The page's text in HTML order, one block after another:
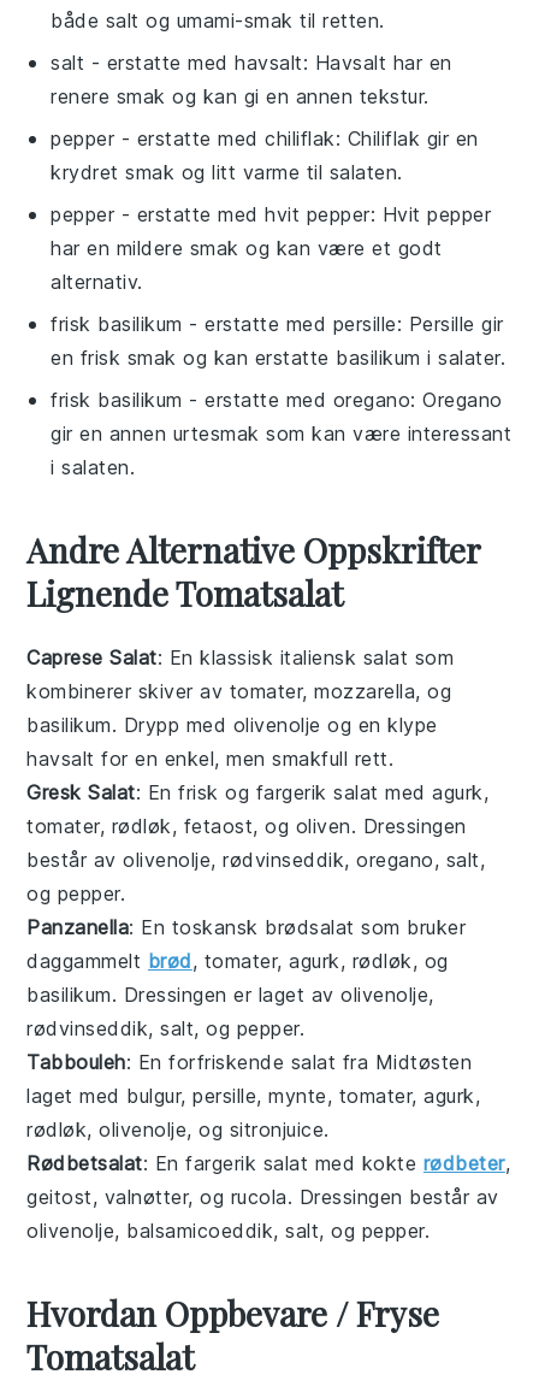
både salt og umami-smak til retten.
salt - erstatte medhavsalt: Havsalt har en
renere smak og kan gi en annen tekstur.
pepper - erstatte medchiliflak: Chiliflak gir en
krydret smak og litt varme til salaten.
pepper - erstatte medhvit pepper: Hvit pepper
har en mildere smak og kan være et godt
alternativ.
frisk basilikum - erstatte med persille: Persille gir
en frisk smak og kan erstatte basilikum i salater.
frisk basilikum - erstatte med oregano: Oregano
gir en annen urtesmak som kan være interessant
i salaten.
Andre Alternative Oppskrifter
Lignende Tomatsalat
Caprese Salat: En klassisk italiensk salat som
kombinerer skiver av tomater,mozzarella, og
basilikum. Drypp med olivenolje og en klype
havsalt for en enkel, men smakfull rett.
Gresk Salat: En frisk og fargeriksalat medagurk,
tomater, rødløk, fetaost, og oliven. Dressingen
består avolivenolje,rødvinseddik,oregano, salt,
og pepper.
Panzanella: En toskansk brødsalat som bruker
daggammelt brød, tomater,agurk, rødløk, og
basilikum. Dressingen er laget avolivenolje,
rødvinseddik,salt, og pepper.
Tabbouleh: En forfriskende salat fra Midtøsten
laget med bulgur,persille,mynte, tomater,agurk,
rødløk,olivenolje, og sitronjuice.
Rødbetsalat: En fargerik salat med kokte rødbeter,
geitost, valnøtter, og rucola. Dressingen består av
olivenolje, balsamicoeddik,salt, og pepper.
Hvordan Oppbevare / Fryse
Tomatsalat